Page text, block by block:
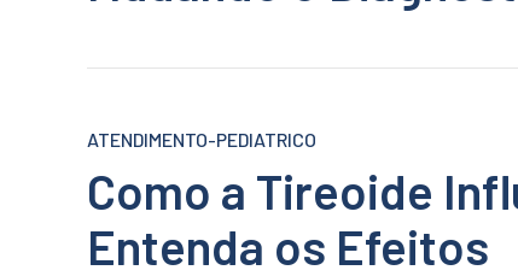
ATENDIMENTO-PEDIATRICO
Como a Tireoide
Entenda os Efeitos